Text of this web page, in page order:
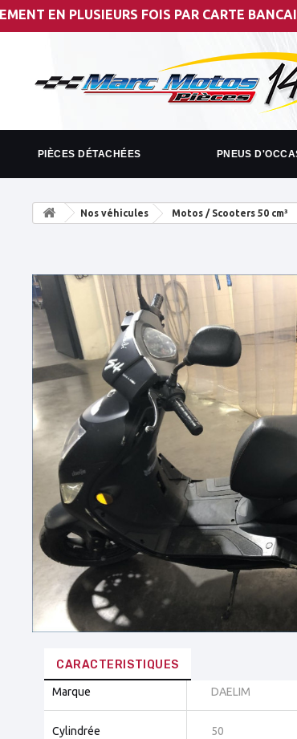
PLUSIEURS FOIS PAR CARTE BANCAIRE
PIÈCES DÉTACHÉES PNEUS
Nos véhicules Motos / Scooters 50 cm³
CARACTERISTIQUES
Marque DAELIM
Cylindrée 50